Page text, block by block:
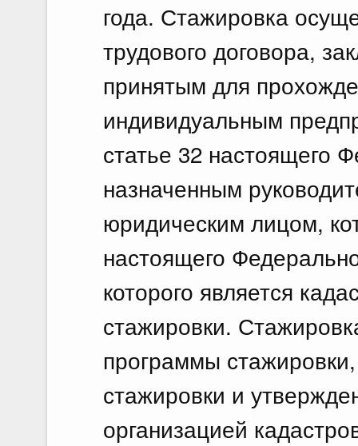
года. Стажировка
трудового договора,
принятым для
индивидуальным
статье 32 настоящего
назначенным
юридическим лицом,
настоящего
которого является
стажировки.
программы
стажировки и
организацией